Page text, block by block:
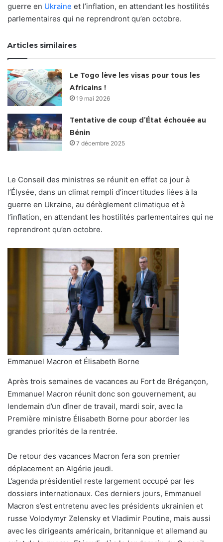
guerre en Ukraine et l’inflation, en attendant les hostilités
parlementaires qui ne reprendront qu’en octobre.
Articles similaires
Le Togo lève les visas pour tous les
Africains !
19 mai 2026
Tentative de coup d’État échouée au
Bénin
7 décembre 2025
Le Conseil des ministres se réunit en effet ce jour à
l’Élysée, dans un climat rempli d’incertitudes liées à la
guerre en Ukraine, au dérèglement climatique et à
l’inflation, en attendant les hostilités parlementaires qui ne
reprendront qu’en octobre.
Emmanuel Macron et Élisabeth Borne
Après trois semaines de vacances au Fort de Brégançon,
Emmanuel Macron réunit donc son gouvernement, au
lendemain d’un dîner de travail, mardi soir, avec la
Première ministre Élisabeth Borne pour aborder les
grandes priorités de la rentrée.
De retour des vacances Macron fera son premier
déplacement en Algérie jeudi.
L’agenda présidentiel reste largement occupé par les
dossiers internationaux. Ces derniers jours, Emmanuel
Macron s’est entretenu avec les présidents ukrainien et
russe Volodymyr Zelensky et Vladimir Poutine, mais aussi
avec les dirigeants américain, britannique et allemand au